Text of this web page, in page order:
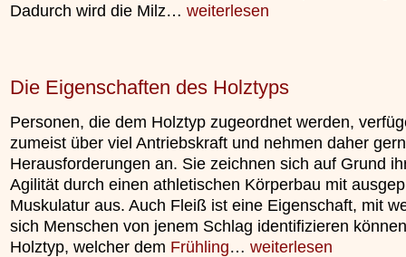
Dadurch wird die Milz… weiterlesen
Die Eigenschaften des Holztyps
Personen, die dem Holztyp zugeordnet werden,
zumeist über viel Antriebskraft und nehmen daher
Herausforderungen an. Sie zeichnen sich auf Grund
Agilität durch einen athletischen Körperbau mit
Muskulatur aus. Auch Fleiß ist eine Eigenschaft, mit
sich Menschen von jenem Schlag identifizieren
Holztyp, welcher dem Frühling… weiterlesen